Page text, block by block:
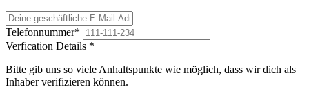
Telefonnummer*
Verfication Details *
Bitte gib uns so viele Anhaltspunkte wie möglich, dass wir dich als
Inhaber verifizieren können.